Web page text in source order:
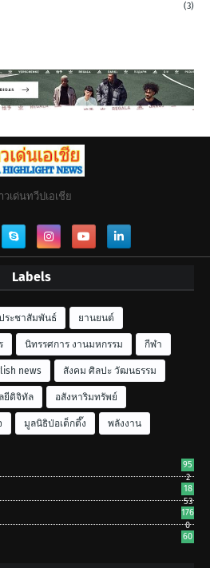
(3)
วเด่นทวีปเอเชีย
Labels
ระชาสัมพันธ์ ยานยนต์
นิทรรศการ งานมหกรรม กีฬา
news สังคม ศิลปะ วัฒนธรรม
ยีดิจิทัล อสังหาริมทรัพย์
มูลนิธิป่อเต็กตึ๊ง พลังงาน
95
2
18
53
176
0
60